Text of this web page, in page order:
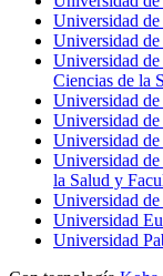
Universidad de
Universidad
Universidad de
Ciencias de la
Universidad
Universidad
Universidad
Universidad
la Salud y
Universidad
Universidad
Universidad